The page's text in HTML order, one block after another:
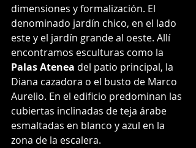
dimensiones y formalización. El
denominado jardín chico, en el lado
este y el jardín grande al oeste. Allí
encontramos esculturas como la
Palas Atenea del patio principal, la
Diana cazadora o el busto de Marco
Aurelio. En el edificio predominan las
cubiertas inclinadas de teja árabe
esmaltadas en blanco y azul en la
zona de la escalera.